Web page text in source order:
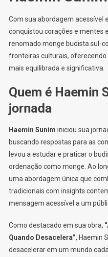
Com sua abordagem acessível
conquistou corações e mentes
renomado monge budista sul-
fronteiras culturais, oferecendo
mais equilibrada e significativa.
Quem é Haemin
jornada
Haemin Sunim iniciou sua
buscando respostas para as
levou a estudar e praticar o
ordenação como monge. Ao
uma abordagem única que
tradicionais com insights
mensagem acessível a um
Como destacado em sua obra,
Quando Desacelera”, Haemin
desacelerar em um mundo